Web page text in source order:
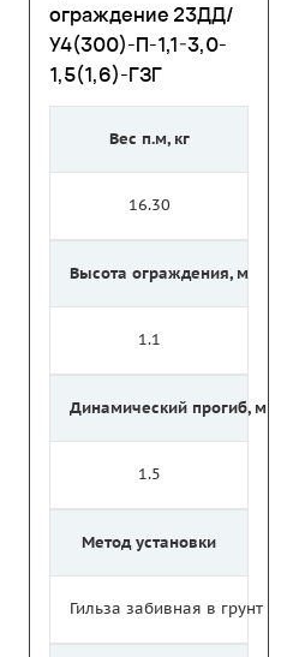
ограждение 23ДД/
У4(300)-П-1,1-3,0-
1,5(1,6)-ГЗГ
Вес п.м, кг
16.30
Высота ограждения, м
1.1
Динамический прогиб, м
1.5
Метод установки
Гильза забивная в грунт